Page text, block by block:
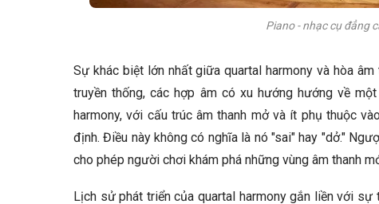
Piano - nhạc cụ đẳng
Sự khác biệt lớn nhất giữa quartal harmony và hòa
truyền thống, các hợp âm có xu hướng hướng về
harmony, với cấu trúc âm thanh mở và ít phụ thuộc
định. Điều này không có nghĩa là nó "sai" hay "dở."
cho phép người chơi khám phá những vùng âm thanh
Lịch sử phát triển của quartal harmony gắn liền với